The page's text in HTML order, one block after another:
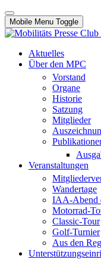
Mobile Menu Toggle
Aktuelles
Über den MPC
Vorstand
Organe
Historie
Satzung
Mitglieder
Veranstaltungen
Wandertage
IAA-Abend
Motorrad-
Classic-Tour
Golf-Turnier
Aus den